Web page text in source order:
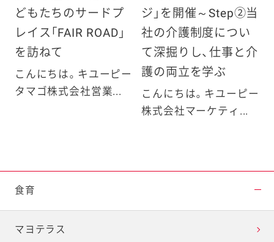
どもたちのサードプ
レイス「FAIR ROAD」
を訪ねて
こんにちは。キユーピー
タマゴ株式会社営業...
ジ」を開催～Step②当
社の介護制度につい
て深掘りし、仕事と介
護の両立を学ぶ
こんにちは。キユーピー
株式会社マーケティ...
食育
マヨテラス